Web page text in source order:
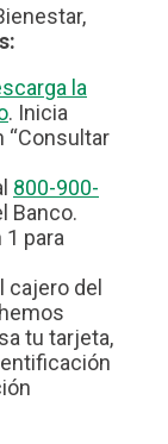
la
. Inicia
“Consultar
800-900-
Banco.
para
cajero del
tu tarjeta,